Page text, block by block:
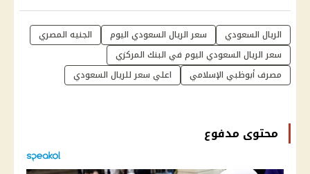
الريال السعودي سعر الريال السعودي اليوم
الجنيه المصري
سعر الريال السعودي اليوم في البنك المركزي
مصرف أبوظبي الإسلامي
اعلي سعر للريال السعودي
محتوى مدفوع